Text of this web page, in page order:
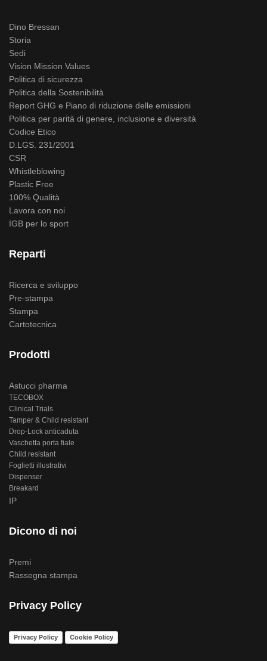
Dino Bressan
Storia
Sedi
Vision Mission Values
Politica di sicurezza
Politica della Sostenibilità
Report GHG e Piano di riduzione delle emissioni
Politica per parità di genere, inclusione e diversità
Codice Etico
D.LGS. 231/2001
CSR
Whistleblowing
Plastic Free
100% Qualità
Lavora con noi
IGB per lo sport
Reparti
Ricerca e sviluppo
Pre-stampa
Stampa
Cartotecnica
Prodotti
Astucci pharma
TECOBOX
Clinical Trials
Tamper & Child resistant
Drop-Lock anticaduta
Vaschetta porta fiale
Child resistant
Foglietti illustrativi
Dispenser
Breakard
IP
Dicono di noi
Premi
Rassegna stampa
Privacy Policy
Privacy Policy Cookie Policy